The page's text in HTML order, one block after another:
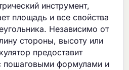
инструмент,
площадь и все свойства
Независимо от
стороны, высоту или
предоставит
пошаговыми формулами и